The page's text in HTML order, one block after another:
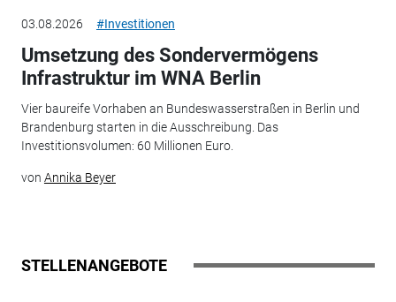
03.08.2026 #Investitionen
Umsetzung des Sondervermögens
Infrastruktur im WNA Berlin
Vier baureife Vorhaben an Bundeswasserstraßen in Berlin und
Brandenburg starten in die Ausschreibung. Das
Investitionsvolumen: 60 Millionen Euro.
von Annika Beyer
STELLENANGEBOTE